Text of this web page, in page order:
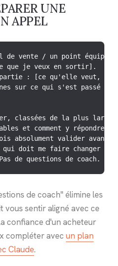
UNE
APPEL
de vente / un point
que je veux en sortir].
: [ce qu'elle veut, à ma
sur ce qui s'est passé
classées de la plus large
et comment y répondre en
absolument valider avant
doit me faire changer
de questions de coach.
de coach" élimine les
vous sentir aligné avec ce
confiance d'un acheteur
compléter avec un plan
Claude.